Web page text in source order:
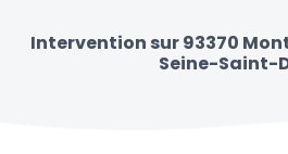
Intervention sur 93370
Seine-Saint-